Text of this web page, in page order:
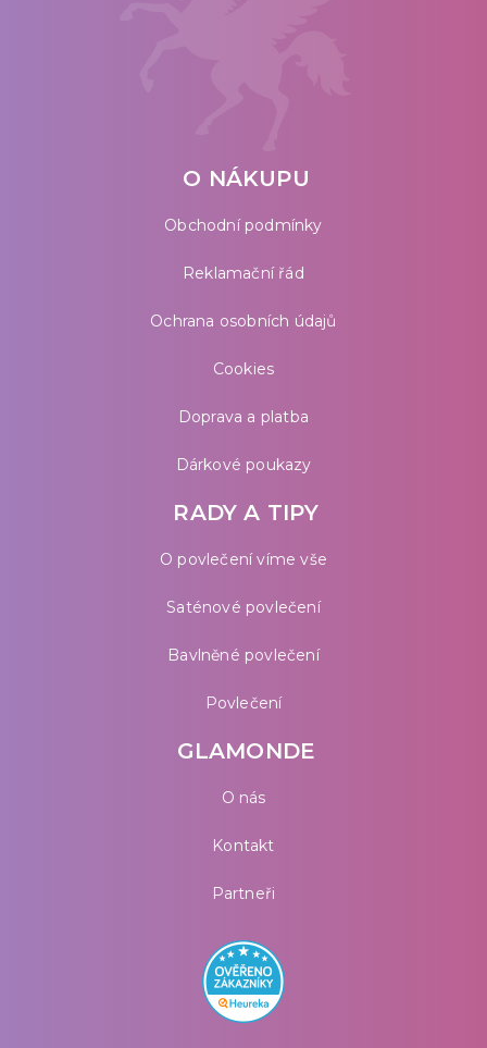
O NÁKUPU
Obchodní podmínky
Reklamační řád
Ochrana osobních údajů
Cookies
Doprava a platba
Dárkové poukazy
RADY A TIPY
O povlečení víme vše
Saténové povlečení
Bavlněné povlečení
Povlečení
GLAMONDE
O nás
Kontakt
Partneři